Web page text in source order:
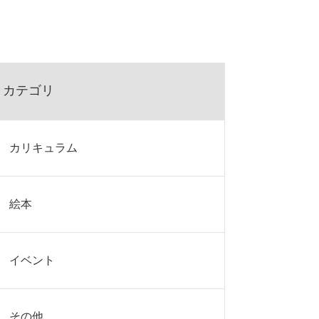
カテゴリ
カリキュラム
絵本
イベント
その他